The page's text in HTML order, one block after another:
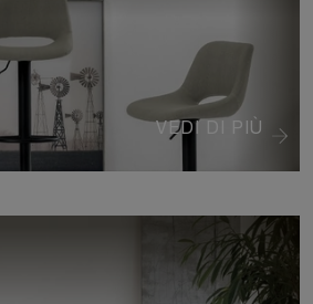
VEDI DI PIÙ